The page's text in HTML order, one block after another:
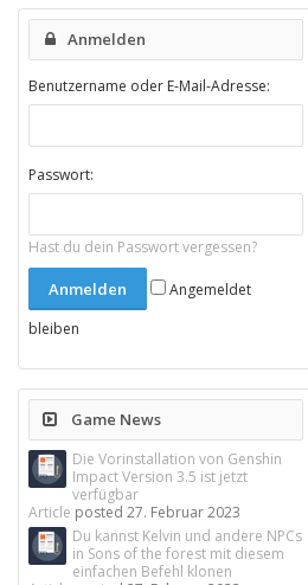
Anmelden
Benutzername oder E-Mail-Adresse:
Passwort:
Hast du dein Passwort vergessen?
Angemeldet
bleiben
Game News
Die Vorinstallation von Genshin
Impact Version 3.5 ist jetzt
verfügbar
Article posted27. Februar 2023
Du kannst Kelvin und andere NPCs
in Sons of the forest mit diesem
einfachen Befehl klonen